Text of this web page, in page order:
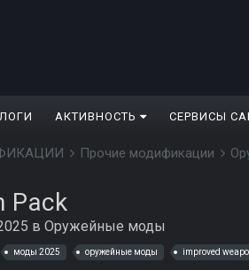
АКТИВНОСТЬ СЕРВИСЫ
Прочие модификации
Pack
в Оружейные моды
моды 2025 оружейные моды improved